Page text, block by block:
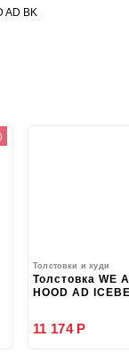
AD BK
Толстовки и худи
Толстовка WE
HOOD AD
11 174 Р